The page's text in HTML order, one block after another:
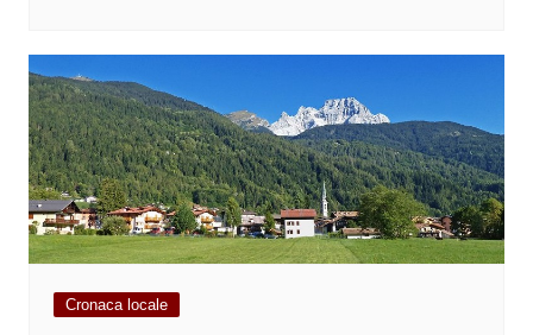
Cronaca locale